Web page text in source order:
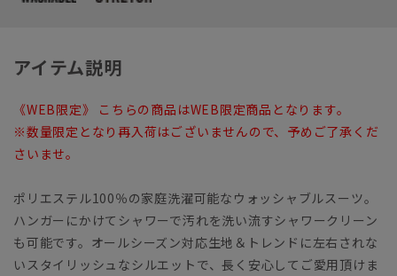
アイテム説明
《WEB限定》 こちらの商品はWEB限定商品となります。
※数量限定となり再入荷はございませんので、予めご了承くだ
さいませ。
ポリエステル100％の家庭洗濯可能なウォッシャブルスーツ。
ハンガーにかけてシャワーで汚れを洗い流すシャワークリーン
も可能です。オールシーズン対応生地＆トレンドに左右されな
いスタイリッシュなシルエットで、長く安心してご愛用頂けま